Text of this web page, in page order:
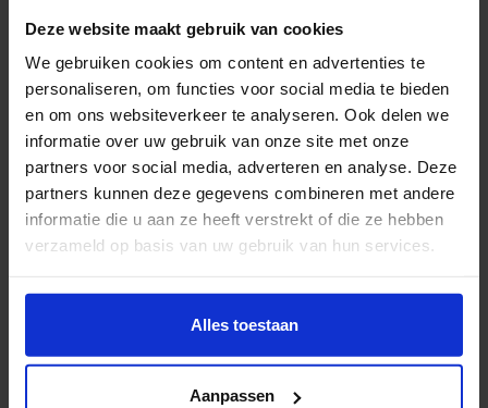
Deze website maakt gebruik van cookies
We gebruiken cookies om content en advertenties te
personaliseren, om functies voor social media te bieden
en om ons websiteverkeer te analyseren. Ook delen we
informatie over uw gebruik van onze site met onze
partners voor social media, adverteren en analyse. Deze
partners kunnen deze gegevens combineren met andere
informatie die u aan ze heeft verstrekt of die ze hebben
verzameld op basis van uw gebruik van hun services.
Wil je meer weten of de voorkeur aanpassen, bekijk dan
https://www.hku.nl/privacy-statement-en-
Alles toestaan
Aanpassen
innoveren, maar Marieke laat zien dat het mogelijk is!
Klik hier voor de aflevering
Over Robin Smallenbroek
Robin Smallenbroek studeerde Kunst & Economie aan
HKU waarna hij de Master Crossover Creativity heeft
afgerond. Met zijn podcast wil hij de manieren waarop
innovatie tot stand komt duidelijker op de kaart
zetten.
Smallenbroek: ‘Design Thinking is in veel gevallen een
sterke basis, maar vraagt ook doorontwikkeling en
contextafhankelijke aanpassingen. Effectieve